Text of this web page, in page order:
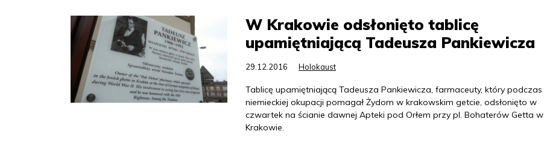
W Krakowie odsłonięto tablicę
upamiętniającą Tadeusza Pankiewicza
29.12.2016 Holokaust
Tablicę upamiętniającą Tadeusza Pankiewicza, farmaceuty, który podczas
niemieckiej okupacji pomagał Żydom w krakowskim getcie, odsłonięto w
czwartek na ścianie dawnej Apteki pod Orłem przy pl. Bohaterów Getta w
Krakowie.